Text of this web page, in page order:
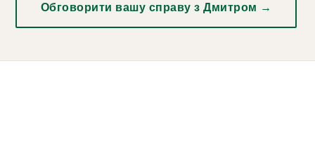
Обговорити вашу справу з Дмитром →